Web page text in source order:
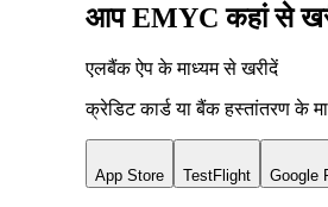
आप EMYC कहां से
एलबैंक ऐप के माध्यम से खरीदें
क्रेडिट कार्ड या बैंक हस्तांतरण के
App Store TestFlight Google